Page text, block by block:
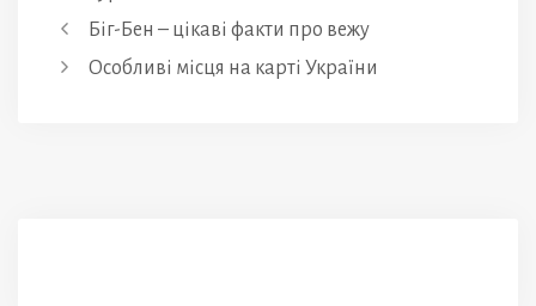
Біг-Бен – цікаві факти про вежу
Особливі місця на карті України